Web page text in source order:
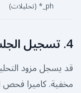
ph_* (تحليلات)
4. تسجيل الجلسة
قد يسجل مزود
مخفية. كاميرا فحص